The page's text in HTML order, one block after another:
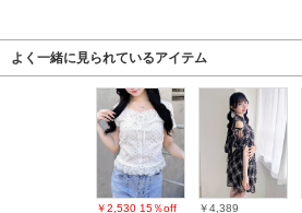
よく一緒に見られているアイテム
￥2,530 15％off ￥4,389